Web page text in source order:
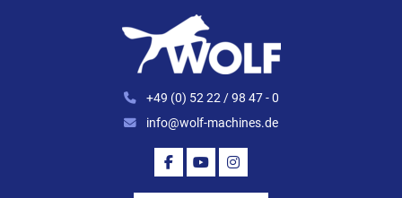
+49 (0) 52 22 / 98 47 - 0
info@wolf-machines.de
FACEBOOK
YOUTUBEINSTAGRAM